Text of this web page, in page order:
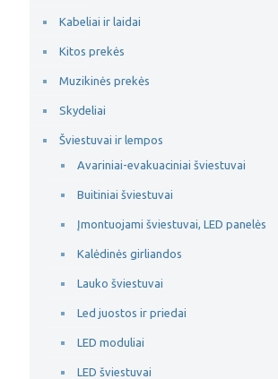
Kabeliai ir laidai
Kitos prekės
Muzikinės prekės
Skydeliai
Šviestuvai ir lempos
Avariniai-evakuaciniai šviestuvai
Buitiniai šviestuvai
Įmontuojami šviestuvai, LED panelės
Kalėdinės girliandos
Lauko šviestuvai
Led juostos ir priedai
LED moduliai
LED šviestuvai